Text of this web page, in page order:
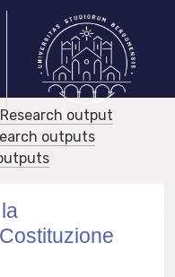
output
outputs